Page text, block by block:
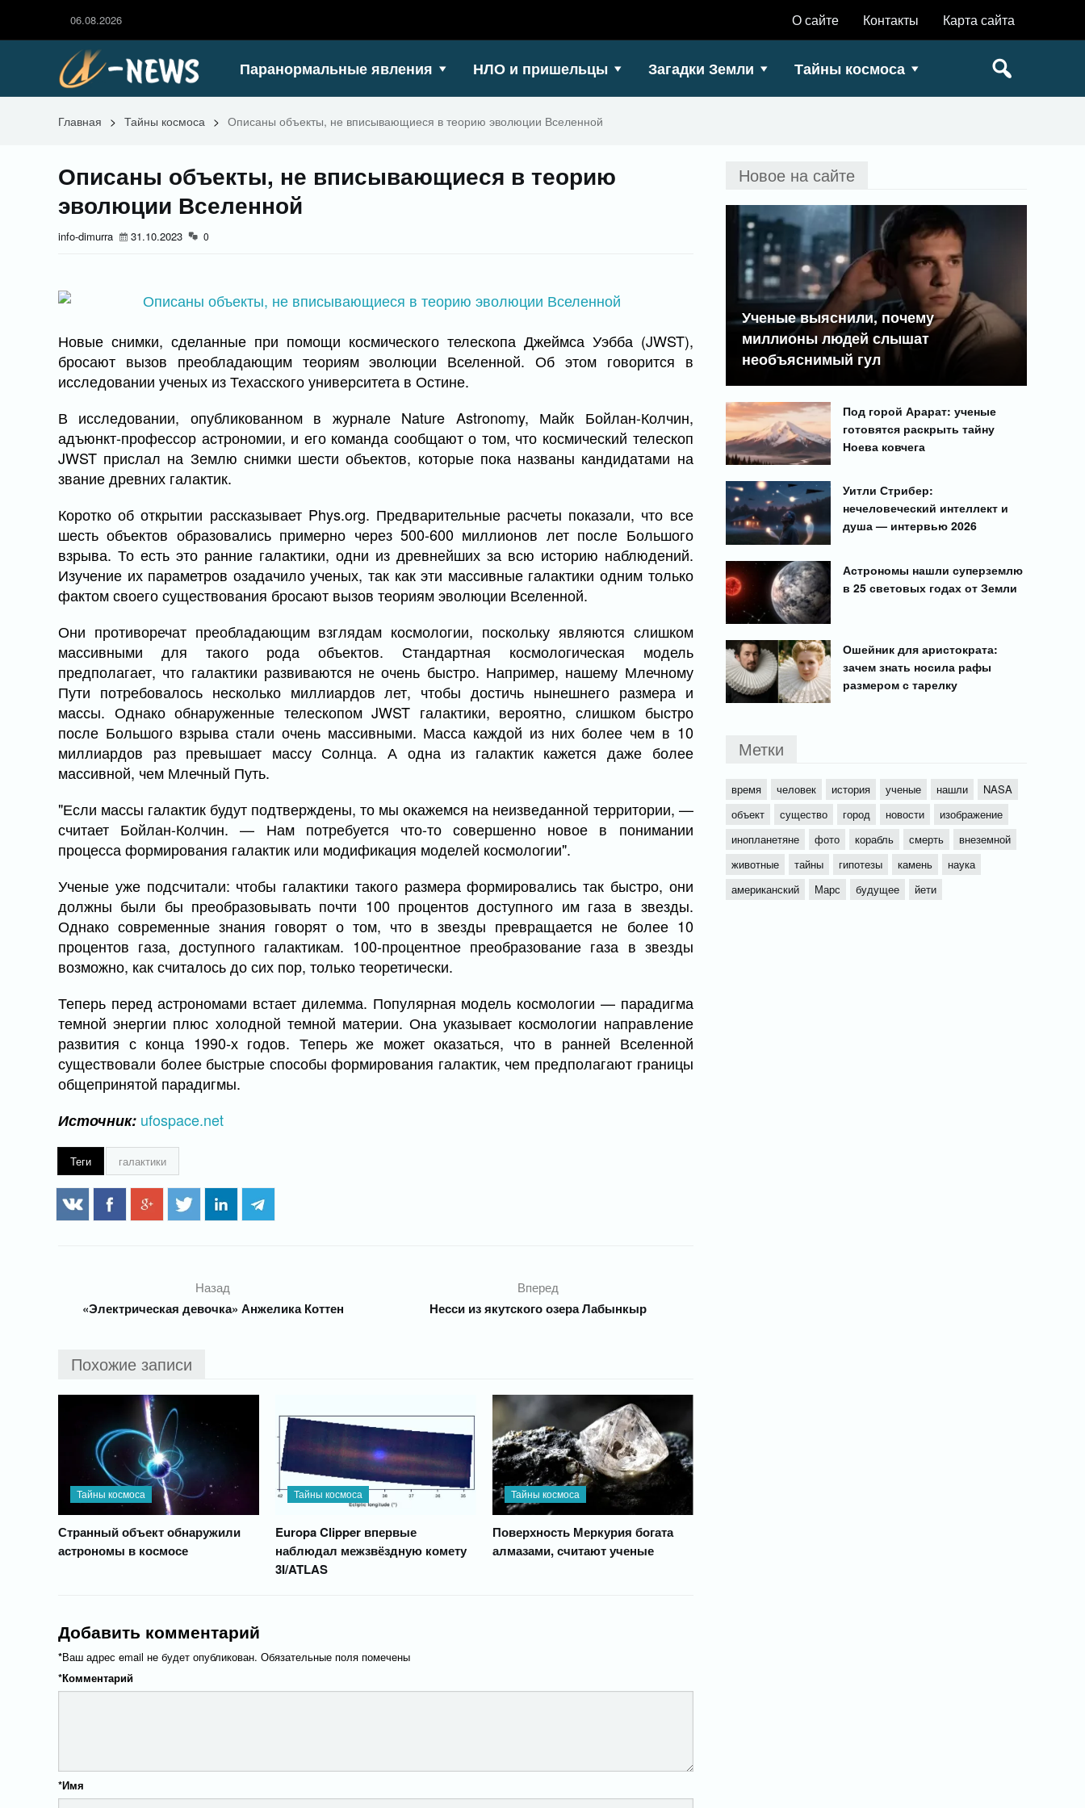
О сайте Контакты Карта сайта
06.08.2026
Паранормальные явления НЛО и пришельцы Загадки Земли Тайны космоса
Главная > Тайны космоса > Описаны объекты, не вписывающиеся в теорию эволюции Вселенной
Описаны объекты, не вписывающиеся в теорию
эволюции Вселенной
info-dimurra 31.10.2023 0
Новые снимки, сделанные при помощи космического телескопа Джеймса Уэбба (JWST),
бросают вызов преобладающим теориям эволюции Вселенной. Об этом говорится в
исследовании ученых из Техасского университета в Остине.
В исследовании, опубликованном в журнале Nature Astronomy, Майк Бойлан-Колчин,
адъюнкт-профессор астрономии, и его команда сообщают о том, что космический телескоп
JWST прислал на Землю снимки шести объектов, которые пока названы кандидатами на
звание древних галактик.
Коротко об открытии рассказывает Phys.org. Предварительные расчеты показали, что все
шесть объектов образовались примерно через 500-600 миллионов лет после Большого
взрыва. То есть это ранние галактики, одни из древнейших за всю историю наблюдений.
Изучение их параметров озадачило ученых, так как эти массивные галактики одним только
фактом своего существования бросают вызов теориям эволюции Вселенной.
Они противоречат преобладающим взглядам космологии, поскольку являются слишком
массивными для такого рода объектов. Стандартная космологическая модель
предполагает, что галактики развиваются не очень быстро. Например, нашему Млечному
Пути потребовалось несколько миллиардов лет, чтобы достичь нынешнего размера и
массы. Однако обнаруженные телескопом JWST галактики, вероятно, слишком быстро
после Большого взрыва стали очень массивными. Масса каждой из них более чем в 10
миллиардов раз превышает массу Солнца. А одна из галактик кажется даже более
массивной, чем Млечный Путь.
"Если массы галактик будут подтверждены, то мы окажемся на неизведанной территории, —
считает Бойлан-Колчин. — Нам потребуется что-то совершенно новое в понимании
процесса формирования галактик или модификация моделей космологии".
Ученые уже подсчитали: чтобы галактики такого размера формировались так быстро, они
должны были бы преобразовывать почти 100 процентов доступного им газа в звезды.
Однако современные знания говорят о том, что в звезды превращается не более 10
процентов газа, доступного галактикам. 100-процентное преобразование газа в звезды
возможно, как считалось до сих пор, только теоретически.
Теперь перед астрономами встает дилемма. Популярная модель космологии — парадигма
темной энергии плюс холодной темной материи. Она указывает космологии направление
развития с конца 1990-х годов. Теперь же может оказаться, что в ранней Вселенной
существовали более быстрые способы формирования галактик, чем предполагают границы
общепринятой парадигмы.
Источник: ufospace.net
Теги галактики
Назад
«Электрическая девочка» Анжелика Коттен
Вперед
Несси из якутского озера Лабынкыр
Похожие записи
Тайны космоса
Странный объект обнаружили
астрономы в космосе
Тайны космоса
Europa Clipper впервые
наблюдал межзвёздную комету
3I/ATLAS
Тайны космоса
Поверхность Меркурия богата
алмазами, считают ученые
Добавить комментарий
Ваш адрес email не будет опубликован. Обязательные поля помечены
*
Комментарий
*
Имя
*
Новое на сайте
Ученые выяснили, почему
миллионы людей слышат
необъяснимый гул
Под горой Арарат: ученые
готовятся раскрыть тайну
Ноева ковчега
Уитли Стрибер:
нечеловеческий интеллект и
душа — интервью 2026
Астрономы нашли суперземлю
в 25 световых годах от Земли
Ошейник для аристократа:
зачем знать носила рафы
размером с тарелку
Метки
время человек история ученые нашли
NASA
объект
существо город новости
изображение
инопланетяне
фото корабль смерть
внеземной
животные
тайны гипотезы камень
наука
американский
Марс будущее йети